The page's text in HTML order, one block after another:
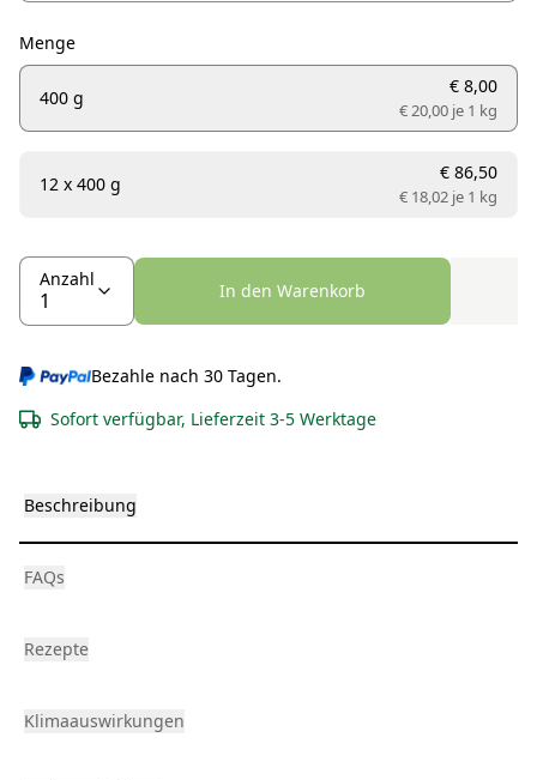
Menge
400 g
€ 8,00
€ 20,00 je 1 kg
12 x 400 g
€ 86,50
€ 18,02 je 1 kg
Anzahl
In den Warenkorb
Bezahle nach 30 Tagen.
Sofort verfügbar, Lieferzeit 3-5 Werktage
Beschreibung
FAQs
Rezepte
Klimaauswirkungen